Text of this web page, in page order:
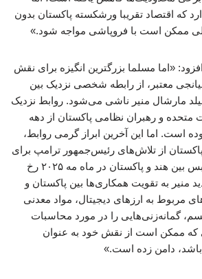
که اقتصاد تقریبا ورشکسته پاکستان بدون
ممکن است با فروپاشی مواجه شود.»
«اما مسلما بزرگترین انگیزه برای نقش
معتبر، از رابطه شخصی نزدیک بین
مارشال منیر ناشی می‌شود. روابط نزدیک
متحده و رهبران نظامی پاکستان از دهه
بوده است. اما این آخرین ابراز گرمی روابط،
از تلاش‌های رئیس‌جمهور ترامپ برای
ظاهرا میانجیگری آتش‌بس بین هند و پاکستان در ماه مه ۲۰۲۵ رخ
منیر به تقویت همکاری‌ها بین پاکستان و
مربوط به ارزهای دیجیتال، مواد معدنی
گمانه‌زنی‌هایی را در مورد محاسبات
که ممکن است از نقش خود به عنوان
دامن زده است.»